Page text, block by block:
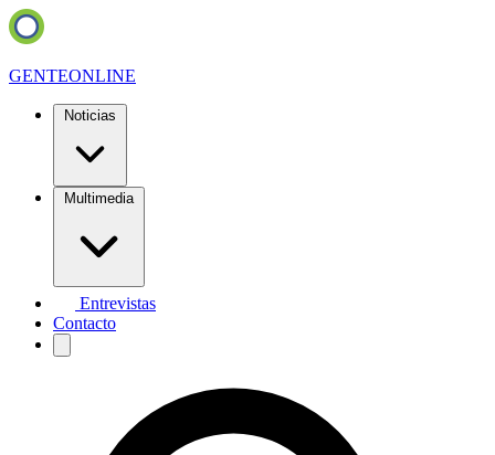
GENTEONLINE
Noticias
Multimedia
Entrevistas
Contacto